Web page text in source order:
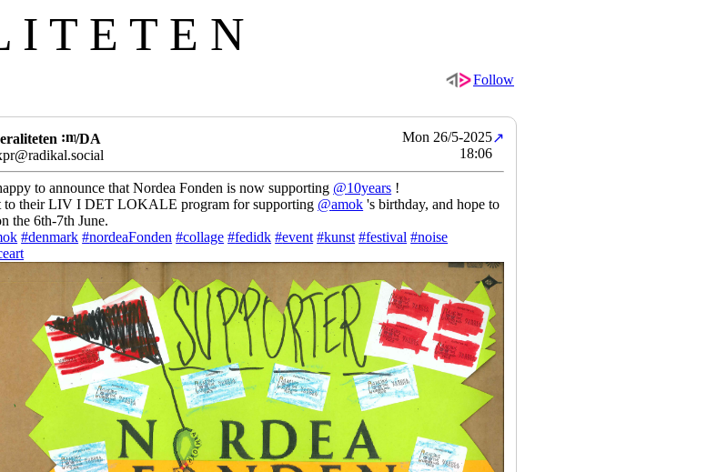
I T E T E N
Follow
/DA
Mon 26/5-2025
18:06
↗
to announce that Nordea Fonden is now supporting @10years !
to their LIV I DET LOKALE program for supporting @amok 's birthday, and hope to
the 6th-7th June.
#denmark #nordeaFonden #collage #fedidk #event #kunst #festival #noise